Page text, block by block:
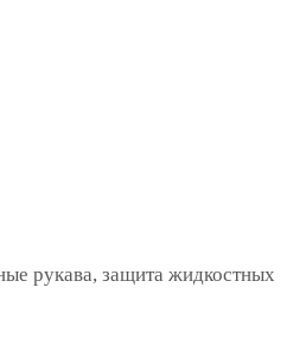
рукава, защита жидкостных